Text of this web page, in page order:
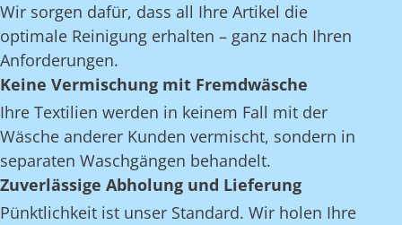
Wir sorgen dafür, dass all Ihre Artikel die
optimale Reinigung erhalten – ganz nach Ihren
Anforderungen.
Keine Vermischung mit Fremdwäsche
Ihre Textilien werden in keinem Fall mit der
Wäsche anderer Kunden vermischt, sondern in
separaten Waschgängen behandelt.
Zuverlässige Abholung und Lieferung
Pünktlichkeit ist unser Standard. Wir holen Ihre